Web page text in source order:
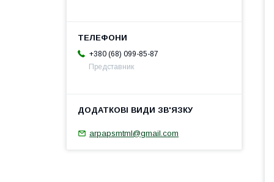
+380 (68) 099-85-87
Представник
arpapsmtml@gmail.com